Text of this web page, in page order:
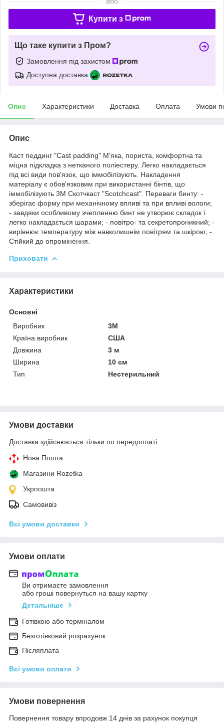
Купити з
Що таке купити з Пром?
Замовлення під захистом
Доступна доставка
Опис Характеристики Доставка Оплата Умови
Опис
Каст педдинг "Cast padding" М'яка, пориста, комфортна та
міцна підкладка з нетканого поліестеру. Легко накладається
під всі види пов'язок, що іммобілізують. Накладення
матеріалу є обов'язковим при використанні бінтів, що
іммобілізують 3M Скотчкаст "Sсotchcast". Переваги бинту: -
зберігає форму при механічному впливі та при впливі вологи;
- завдяки особливому зчепленню бинт не утворює складок і
легко накладається шарами; - повітро- та секретопроникний; -
вирівнює температуру між навколишнім повітрям та шкірою; -
Стійкий до опромінення.
Приховати
Характеристики
Основні
Виробник
3М
Країна виробник
США
Довжина
3 м
Ширина
10 см
Тип
Нестерильний
Умови доставки
Доставка здійснюється тільки по передоплаті.
Нова Пошта
Магазини Rozetka
Укрпошта
Самовивіз
Всі умови доставки
Умови оплати
Ви отримаєте замовлення
або гроші повернуться на вашу картку
Детальніше
Готівкою або терміналом
Безготівковий розрахунок
Післяплата
Всі умови оплати
Умови повернення
Повернення товару впродовж 14 днів за рахунок покупця